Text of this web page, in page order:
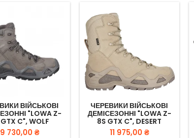
ВІЙСЬКОВІ
"LOWA Z-
C", WOLF
Вартість
9 730,00 ₴
ЧЕРЕВИКИ ВІЙСЬКОВІ
ДЕМІСЕЗОННІ "LOWA Z-
8S GTX C", DESERT
Вартість
11 975,00 ₴